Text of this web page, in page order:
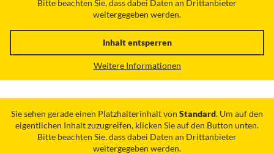
Bitte beachten Sie, dass dabei Daten an Drittanbieter
weitergegeben werden.
Inhalt entsperren
Weitere Informationen
Sie sehen gerade einen Platzhalterinhalt von Standard. Um auf den
eigentlichen Inhalt zuzugreifen, klicken Sie auf den Button unten.
Bitte beachten Sie, dass dabei Daten an Drittanbieter
weitergegeben werden.